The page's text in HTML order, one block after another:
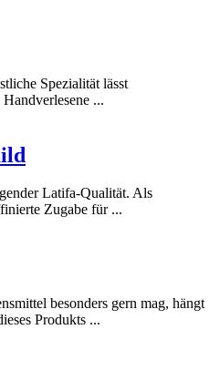
Spezialität lässt
...
Latifa-Qualität. Als
Zugabe für ...
besonders gern mag, hängt
Produkts ...